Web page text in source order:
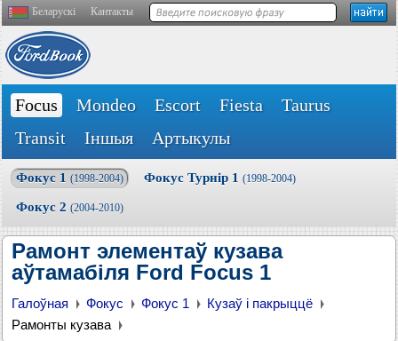
Беларускі Кантакты
Focus Mondeo Escort Fiesta
Taurus
Transit
Іншыя Артыкулы
Фокус 1 (1998-2004) Фокус Турнір 1 (1998-2004)
Фокус 2 (2004-2010)
Рамонт элементаў кузава
аўтамабіля Ford Focus 1
Галоўная Фокус Фокус 1
Кузаў і пакрыццё
Рамонты кузава